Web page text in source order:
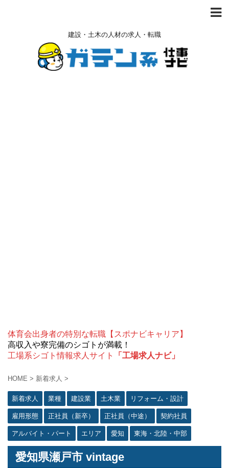
建設・土木の人材の求人・転職
体育会出身者の特別な転職【スポナビキャリア】
高収入や寮完備のシゴトが満載！
工場系シゴト情報求人サイト
「工場求人ナビ」
HOME > 新着求人 >
新着求人 業種 建設業 土木業 リフォーム・設計
雇用形態 正社員（新卒） 正社員（中途） 契約社員
アルバイト・パート エリア 愛知 東海・北陸・中部
愛知県瀬戸市 vintage